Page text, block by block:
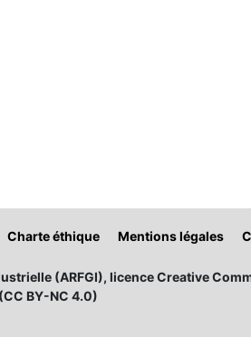
Charte éthique Mentions légales
(ARFGI), licence Creative
(CC BY-NC 4.0)